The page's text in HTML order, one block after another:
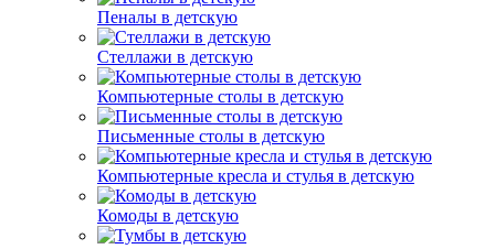
Пеналы в детскую
Стеллажи в детскую
Компьютерные столы в детскую
Письменные столы в детскую
Компьютерные кресла и стулья в детскую
Комоды в детскую